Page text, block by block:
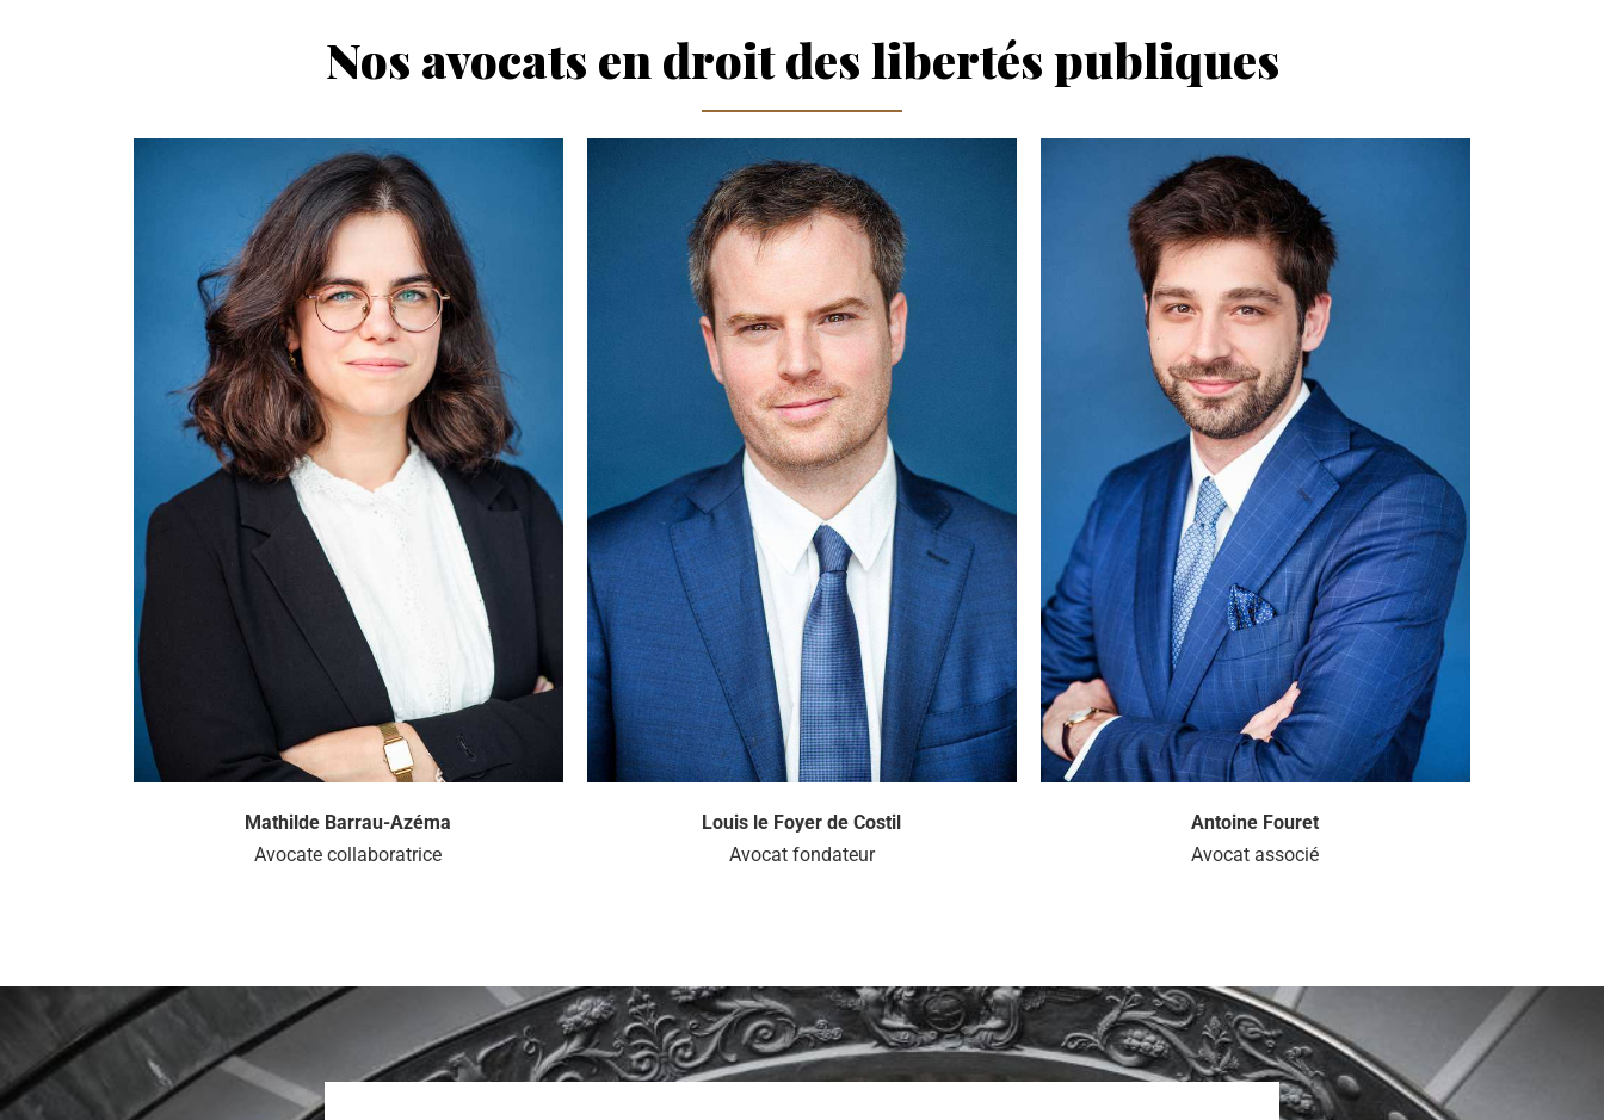
Nos avocats en droit des libertés publiques
Mathilde Barrau-Azéma
Avocate collaboratrice
Louis le Foyer de Costil
Avocat fondateur
Antoine Fouret
Avocat associé